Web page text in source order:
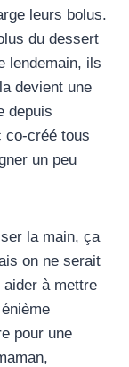
leurs bolus.
du dessert
lendemain, ils
devient une
depuis
co-créé tous
un peu
la main, ça
on ne serait
à mettre
pour une